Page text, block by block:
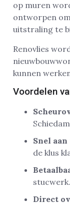
op muren
ontworpen
uitstraling te
Renovlies
kunnen
Voordelen
Snel
de klus
stucwerk.
Direct